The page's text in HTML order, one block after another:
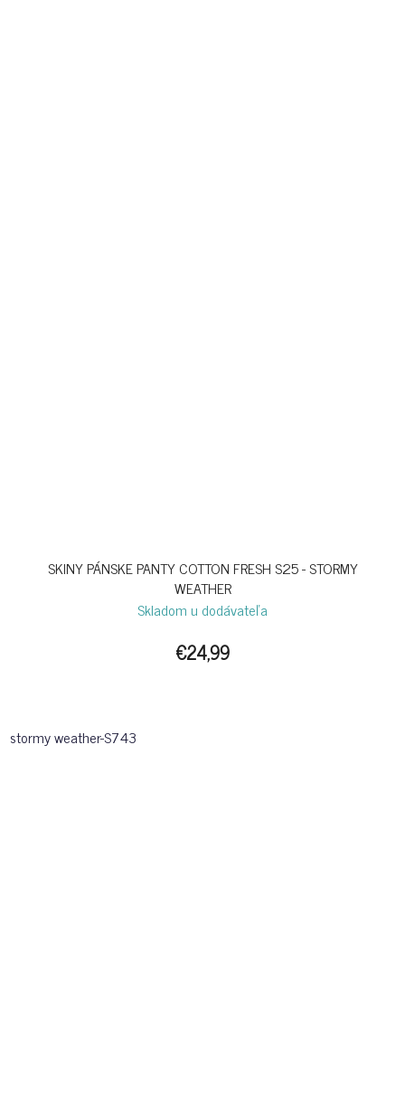
SKINY PÁNSKE PANTY COTTON FRESH S25 - STORMY
WEATHER
Skladom u dodávateľa
€24,99
stormy weather-S743